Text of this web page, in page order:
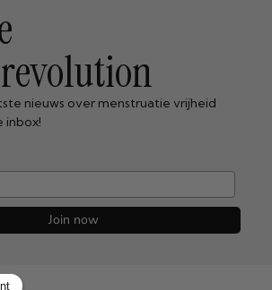
nieuws over menstruatie vrijheid
inbox!
Join now